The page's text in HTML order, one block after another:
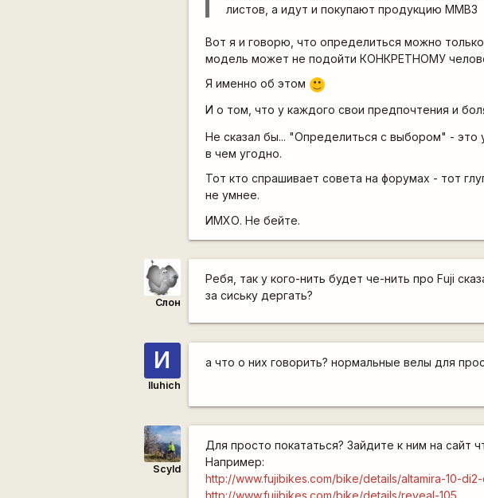
листов, а идут и покупают продукцию ММВЗ
Вот я и говорю, что определиться можно
модель может не подойти КОНКРЕТНОМУ
Я именно об этом
:)
И о том, что у каждого свои предпочтения и
Не сказал бы... "Определиться с выбором" - это
в чем угодно.
Тот кто спрашивает совета на форумах - тот
не умнее.
ИМХО. Не бейте.
Слон
Ребя, так у кого-нить будет че-нить про Fuji
за сиську дергать?
И
Iluhich
а что о них говорить? нормальные велы для
Scyld
Для просто покататься? Зайдите к ним на сайт
Например:
http://www.fujibikes.com/bike/details/altamira-10-